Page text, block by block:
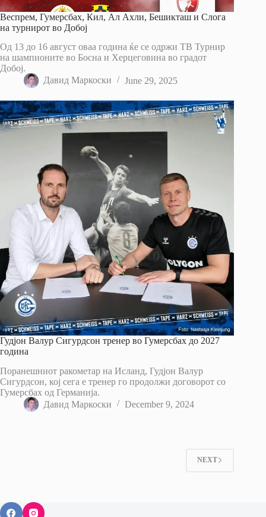
Веспрем, Гумерсбах, Кил, Ал Ахли, Бешикташ и Слога
на турнирот во Добој
Од 13 до 16 август оваа година ќе се одржи ТВ Турнир
на шампионите во Босна и Херцеговина во градот
Добој.
Давид Маркоски
June 29, 2025
Гудјон Валур Сигурдсон тренер во Гумерсбах до 2027
година
Поранешниот ракометар на Исланд, Гудјон Валур
Сигурдсон, кој сега е тренер го продолжи договорот со
Гумерсбах од Германија.
Давид Маркоски
December 9, 2024
NEXT